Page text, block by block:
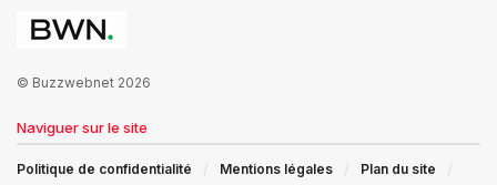
© Buzzwebnet 2026
Naviguer sur le site
Politique de confidentialité Mentions légales Plan du site